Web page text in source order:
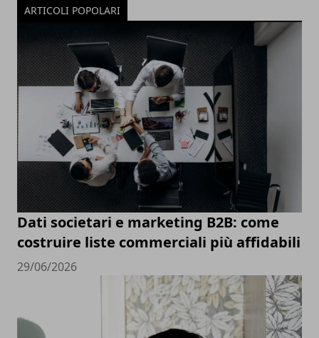
ARTICOLI POPOLARI
Dati societari e marketing B2B: come
costruire liste commerciali più affidabili
29/06/2026